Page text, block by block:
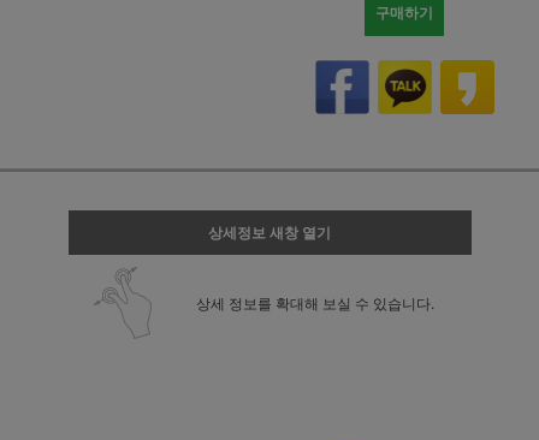
구매하기
상세정보 새창 열기
상세 정보를 확대해 보실 수 있습니다.